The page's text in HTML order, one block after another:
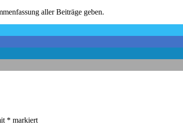
aller Beiträge geben.
* markiert